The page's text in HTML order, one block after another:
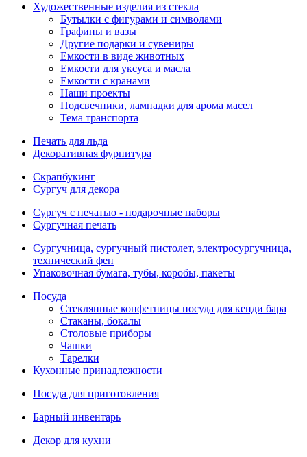
Художественные изделия из стекла
Бутылки с фигурами и символами
Графины и вазы
Другие подарки и сувениры
Емкости в виде животных
Емкости для уксуса и масла
Емкости с кранами
Наши проекты
Подсвечники, лампадки для арома масел
Тема транспорта
Печать для льда
Декоративная фурнитура
Скрапбукинг
Сургуч для декора
Сургуч с печатью - подарочные наборы
Сургучная печать
Сургучница, сургучный пистолет, электросургучница,
технический фен
Упаковочная бумага, тубы, коробы, пакеты
Посуда
Стеклянные конфетницы посуда для кенди бара
Стаканы, бокалы
Столовые приборы
Чашки
Тарелки
Кухонные принадлежности
Посуда для приготовления
Барный инвентарь
Декор для кухни